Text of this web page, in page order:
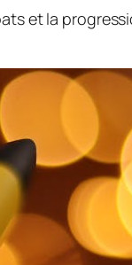
et la